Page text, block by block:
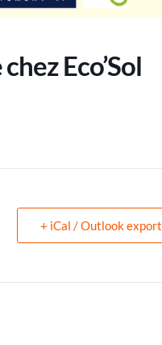
Eco’Sol
+ iCal / Outlook export